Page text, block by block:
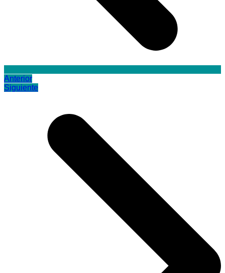
Anterior
Siguiente